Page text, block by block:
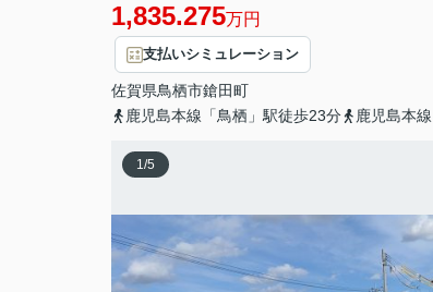
1,835.275万円
支払いシミュレーション
佐賀県鳥栖市鎗田町
鹿児島本線「鳥栖」駅徒歩23分
鹿児島本
1/5